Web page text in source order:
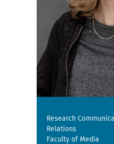
Research
Relations
Faculty of Media